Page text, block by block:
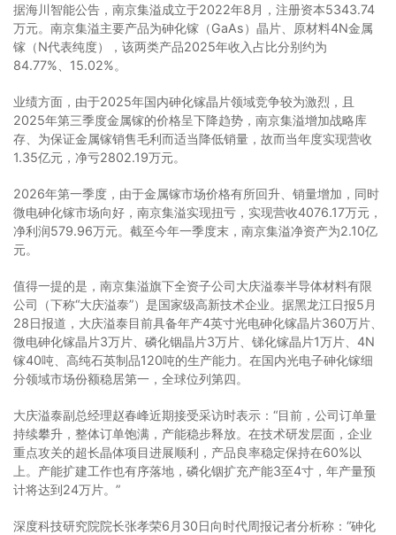
据海川智能公告，南京集溢成立于2022年8月，注册资本5343.74
万元。南京集溢主要产品为砷化镓（GaAs）晶片、原材料4N金属
镓（N代表纯度），该两类产品2025年收入占比分别约为
84.77%、15.02%。
业绩方面，由于2025年国内砷化镓晶片领域竞争较为激烈，且
2025年第三季度金属镓的价格呈下降趋势，南京集溢增加战略库
存、为保证金属镓销售毛利而适当降低销量，故而当年度实现营收
1.35亿元，净亏2802.19万元。
2026年第一季度，由于金属镓市场价格有所回升、销量增加，同时
微电砷化镓市场向好，南京集溢实现扭亏，实现营收4076.17万元，
净利润579.96万元。截至今年一季度末，南京集溢净资产为2.10亿
元。
值得一提的是，南京集溢旗下全资子公司大庆溢泰半导体材料有限
公司（下称“大庆溢泰”）是国家级高新技术企业。据黑龙江日报5月
28日报道，大庆溢泰目前具备年产4英寸光电砷化镓晶片360万片、
微电砷化镓晶片3万片、磷化铟晶片3万片、锑化镓晶片1万片、4N
镓40吨、高纯石英制品120吨的生产能力。在国内光电子砷化镓细
分领域市场份额稳居第一，全球位列第四。
大庆溢泰副总经理赵春峰近期接受采访时表示：“目前，公司订单量
持续攀升，整体订单饱满，产能稳步释放。在技术研发层面，企业
重点攻关的超长晶体项目进展顺利，产品良率稳定保持在60%以
上。产能扩建工作也有序落地，磷化铟扩充产能3至4寸，年产量预
计将达到24万片。”
深度科技研究院院长张孝荣6月30日向时代周报记者分析称：“砷化